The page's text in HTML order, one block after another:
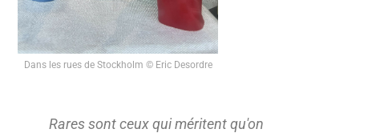
Dans les rues de Stockholm © Eric Desordre
Rares sont ceux qui méritent qu'on